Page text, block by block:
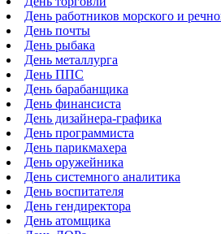
День работников морского и
День почты
День рыбака
День металлурга
День ППС
День барабанщика
День финансиста
День дизайнера-графика
День программиста
День парикмахера
День оружейника
День системного аналитика
День воспитателя
День гендиректора
День атомщика